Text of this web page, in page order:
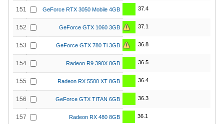
151 GeForce RTX 3050 Mobile 4GB 37.4
152 GeForce GTX 1060 3GB 37.1
153 GeForce GTX 780 Ti 3GB 36.8
154 Radeon R9 390X 8GB 36.5
155 Radeon RX 5500 XT 8GB 36.4
156 GeForce GTX TITAN 6GB 36.3
157 Radeon RX 480 8GB 36.1